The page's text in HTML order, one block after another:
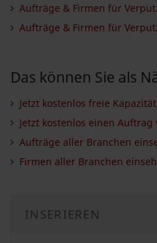
Aufträge & Firmen für
Aufträge & Firmen für
Das können Sie als
Jetzt kostenlos freie
Jetzt kostenlos einen Auftrag
Aufträge aller Branchen
Firmen aller Branchen
INSERIEREN